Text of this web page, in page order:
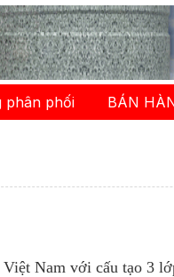
phân phối BÁN
Nam với cấu tạo 3